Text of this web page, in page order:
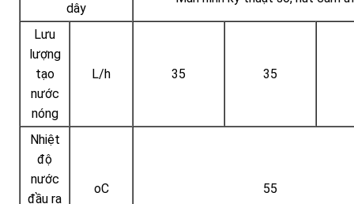
dây
Lưu
lượng
tạo
nước
nóng
L/h 35 35
Nhiệt
độ
nước
đầu ra
oC 55